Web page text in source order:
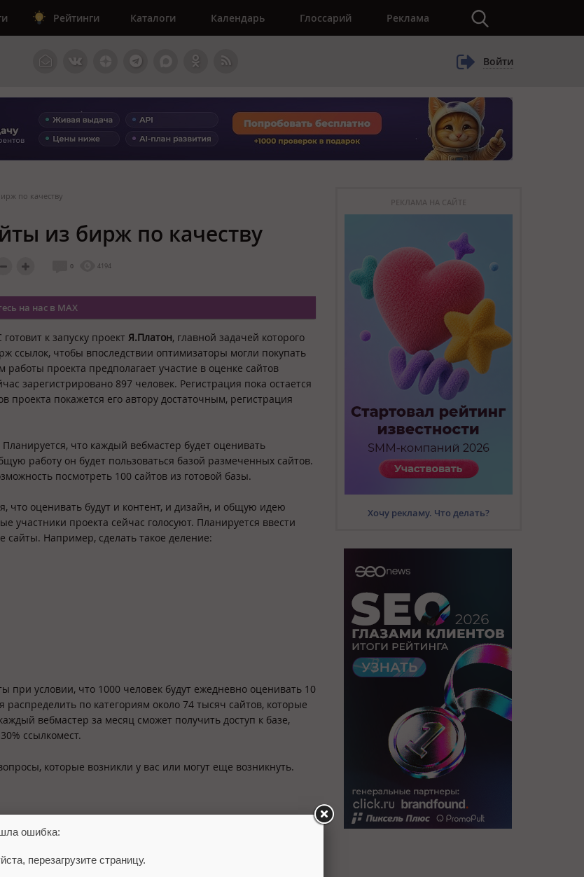
Рейтинги Каталоги Календарь Глоссарий Реклама
Войти
по качеству
из бирж по качеству
0 4194
на нас в MAX
к запуску проект Я.Платон, главной задачей которого
ссылок, чтобы впоследствии оптимизаторы могли покупать
проекта предполагает участие в оценке сайтов
зарегистрировано 897 человек. Регистрация пока остается
проекта покажется его автору достаточным, регистрация
что каждый вебмастер будет оценивать
работу он будет пользоваться базой размеченных сайтов.
посмотреть 100 сайтов из готовой базы.
что оценивать будут и контент, и дизайн, и общую идею
участники проекта сейчас голосуют. Планируется ввести
сайты. Например, сделать такое деление:
при условии, что 1000 человек будут ежедневно оценивать 10
по категориям около 74 тысяч сайтов, которые
вебмастер за месяц сможет получить доступ к базе,
ссылкомест.
которые возникли у вас или могут еще возникнуть.
РЕКЛАМА НА САЙТЕ
Хочу рекламу. Что делать?
ошибка:
перезагрузите страницу.